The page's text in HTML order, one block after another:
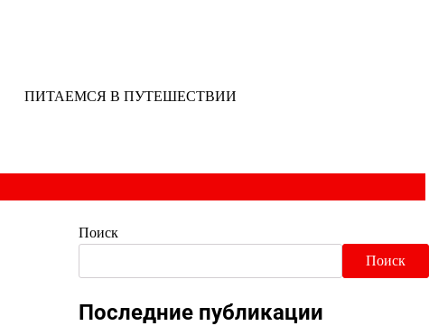
ПИТАЕМСЯ В ПУТЕШЕСТВИИ
Поиск
Поиск
Последние публикации